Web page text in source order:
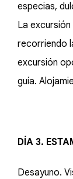
especias,
La
recorriendo
excursión
guía.
DÍA 3.
Desayuno.